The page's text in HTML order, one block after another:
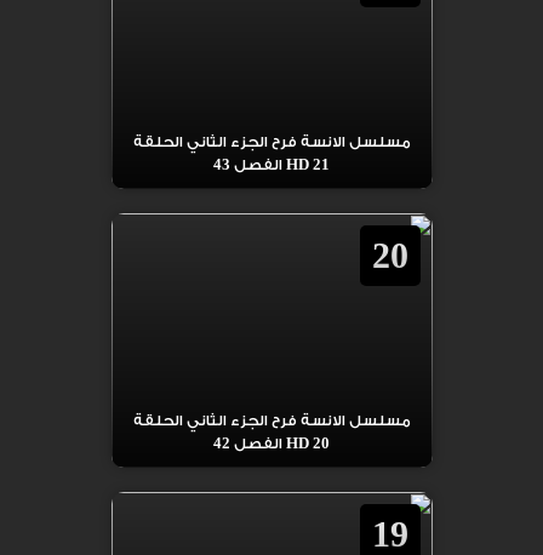
مسلسل الانسة فرح الجزء الثاني الحلقة
21 HD الفصل 43
20
مسلسل الانسة فرح الجزء الثاني الحلقة
20 HD الفصل 42
19